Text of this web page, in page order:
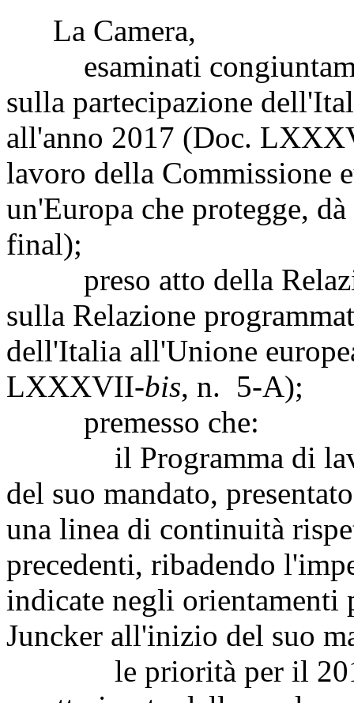
La Camera,
esaminati
sulla partecipazione
all'anno 2017 (Doc.
lavoro della Commissione
un'Europa che protegge,
final);
preso atto della
sulla Relazione
dell'Italia all'Unione
LXXXVII-bis, n. 5-A);
premesso che:
il Programma di
del suo mandato,
una linea di continuità
precedenti, ribadendo
indicate negli orientamenti
Juncker all'inizio del suo
le priorità per il 2017